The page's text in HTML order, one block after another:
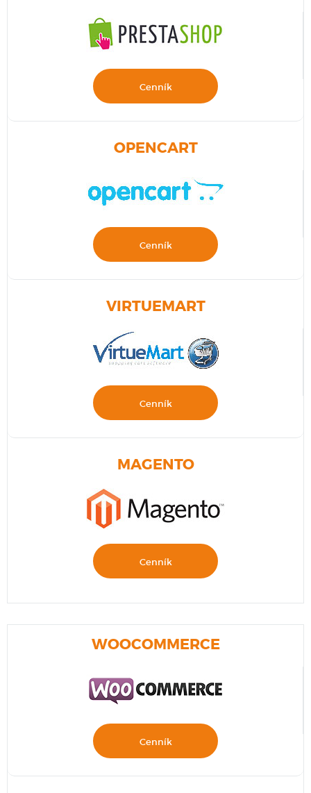
Cenník
OPENCART
Cenník
VIRTUEMART
Cenník
MAGENTO
Cenník
WOOCOMMERCE
Cenník